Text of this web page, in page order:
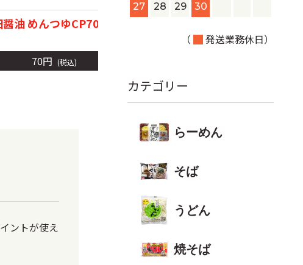
油 めんつゆCP70
70円 税込
ントが使え
27
28 29 30
（ 発送業務休日）
カテゴリー
らーめん
そば
うどん
焼そば